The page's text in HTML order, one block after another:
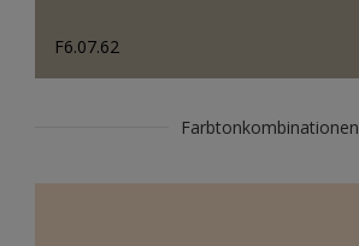
F6.07.62
Farbtonkombinationen